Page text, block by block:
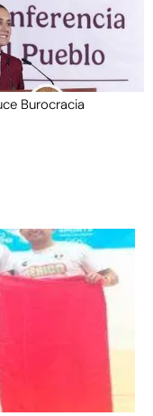
Burocracia